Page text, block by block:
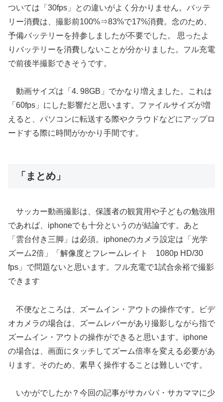
ついては「30fps」との違いがよく分かりません。バッテ
リー消費は、撮影前100%⇒83%で17%消費。念のため、
予備バッテリーを持参しましたが不要でした。 思ったよ
りバッテリーを消費しないことが分かりました。フル充電
で前後半撮影できそうです。
動画サイズは「4. 98GB」でかなり増えました。これは
「60fps」にした影響だと思います。ファイルサイズが増
えると、パソコンに転送する際やクラウドなどにアップロ
ードする際に時間がかかり手間です。
「まとめ」
サッカー動画撮影は、保護者の観賞用や子どもの勉強用
であれば、iphoneでも十分というのが結論です。あと
「雲台付き三脚」は必須。iphoneのカメラ設定は「光学
ズーム2倍」「解像度とフレームレイト 1080p HD/30
fps」で問題ないと思います。フル充電で1試合余裕で撮影
できます
不便なところは、ズームイン・アウトの操作です。ビデ
オカメラの場合は、ズームレバーがあり撮影しながら指で
ズームイン・アウトの操作ができると思います。iphone
の場合は、画面にタッチしてズーム倍率を変える必要があ
ります。そのため、素早く操作することは難しいです。
いかがでしたか？今回の記事がサカパパ・サカママに少